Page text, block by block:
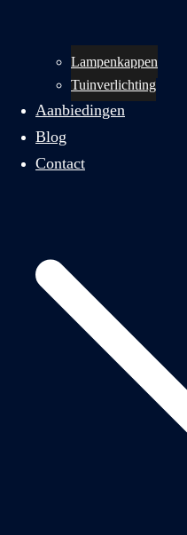
Lampenkappen
Tuinverlichting
Aanbiedingen
Blog
Contact